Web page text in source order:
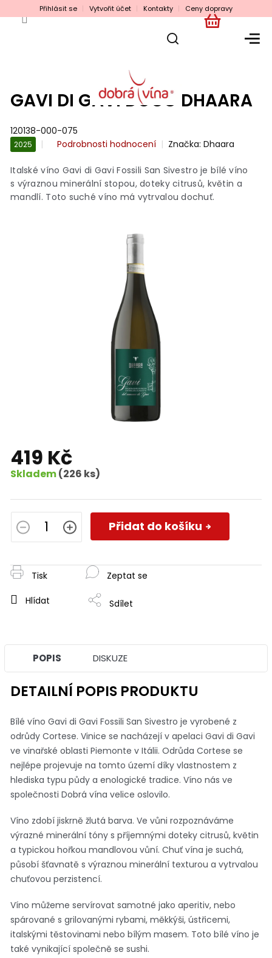
na
Přihlásit se Vytvořit účet Kontakty Ceny dopravy
NÁKUPNÍ
GAVI DI GAVI DOCG DHAARA
120138-000-075
2025
Průměrné
produktu
0,0
z
Podrobnosti hodnocení Značka: Dhaara
Italské víno Gavi di Gavi Fossili San Sivestro je bílé víno
s výraznou minerální stopou, doteky citrusů, květin a
mandlí. Toto suché víno má vytrvalou dochuť.
419 Kč
Skladem(226 ks)
Měrná
cena:
Přidat do košíku
Tisk Zeptat se
Hlídat Sdílet
POPIS DISKUZE
DETAILNÍ POPIS PRODUKTU
Bílé víno Gavi di Gavi Fossili San Sivestro je vyrobené z
odrůdy Cortese. Vinice se nacházejí v apelaci Gavi di Gavi
ve vinařské oblasti Piemonte v Itálii. Odrůda Cortese se
nejlépe projevuje na tomto území díky vlastnostem z
hlediska typu půdy a enologické tradice. Víno nás ve
společnosti Dobrá vína velice oslovilo.
Víno zdobí jiskrně žlutá barva. Ve vůni rozpoznáváme
výrazné minerální tóny s příjemnými doteky citrusů, květin
a typickou hořkou mandlovou vůní. Chuť vína je suchá,
působí šťavnatě s výraznou minerální texturou a vytrvalou
chuťovou perzistencí.
Víno můžeme servírovat samotné jako aperitiv, nebo
spárované s grilovanými rybami, měkkýši, ústřicemi,
italskými těstovinami nebo bílým masem. Toto bílé víno je
také vynikající společně se sushi.